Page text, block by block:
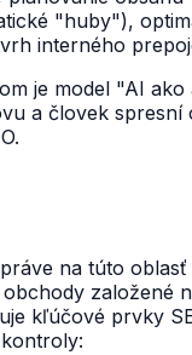
"huby"),
interného
je model "AI ako
a človek spresní
na túto
založené
kľúčové prvky